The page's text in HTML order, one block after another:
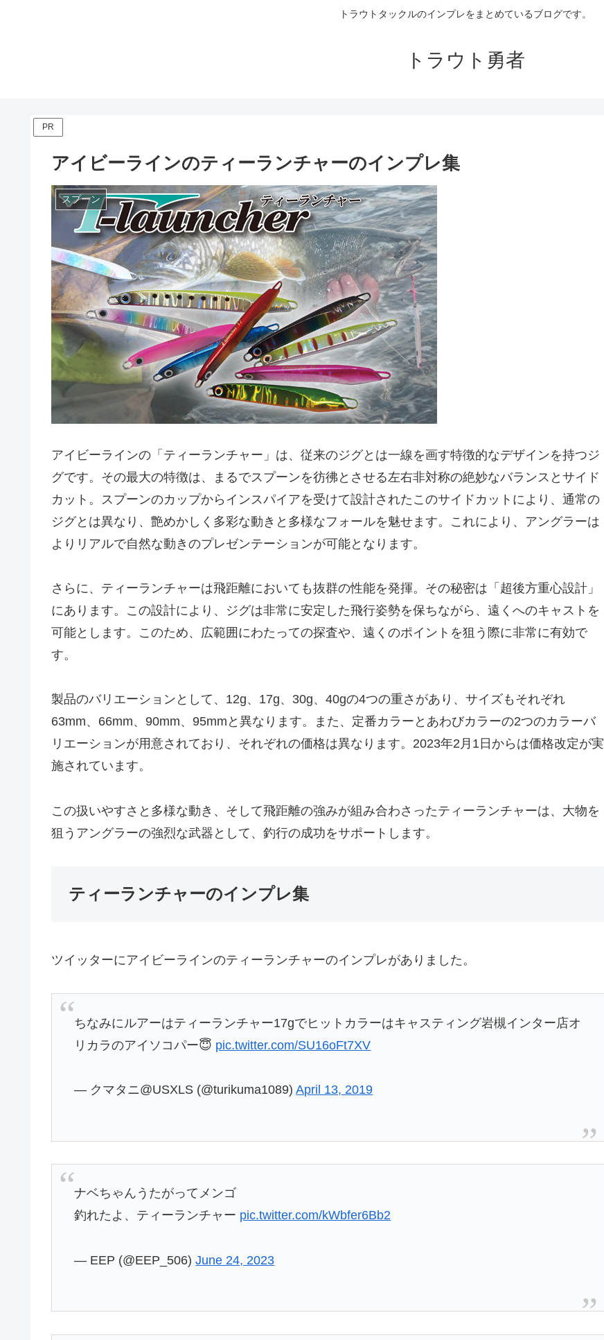
トラウトタックルのインプレをまとめているブログです。
トラウト勇者
PR
アイビーラインのティーランチャーのインプレ集
スプーン
アイビーラインの「ティーランチャー」は、従来のジグとは一線を画す特徴的なデザインを持つジ
グです。その最大の特徴は、まるでスプーンを彷彿とさせる左右非対称の絶妙なバランスとサイド
カット。スプーンのカップからインスパイアを受けて設計されたこのサイドカットにより、通常の
ジグとは異なり、艶めかしく多彩な動きと多様なフォールを魅せます。これにより、アングラーは
よりリアルで自然な動きのプレゼンテーションが可能となります。
さらに、ティーランチャーは飛距離においても抜群の性能を発揮。その秘密は「超後方重心設計」
にあります。この設計により、ジグは非常に安定した飛行姿勢を保ちながら、遠くへのキャストを
可能とします。このため、広範囲にわたっての探査や、遠くのポイントを狙う際に非常に有効で
す。
製品のバリエーションとして、12g、17g、30g、40gの4つの重さがあり、サイズもそれぞれ
63mm、66mm、90mm、95mmと異なります。また、定番カラーとあわびカラーの2つのカラーバ
リエーションが用意されており、それぞれの価格は異なります。2023年2月1日からは価格改定が実
施されています。
この扱いやすさと多様な動き、そして飛距離の強みが組み合わさったティーランチャーは、大物を
狙うアングラーの強烈な武器として、釣行の成功をサポートします。
ティーランチャーのインプレ集
ツイッターにアイビーラインのティーランチャーのインプレがありました。
ちなみにルアーはティーランチャー17gでヒットカラーはキャスティング岩槻インター店オ
リカラのアイソコパー😇 pic.twitter.com/SU16oFt7XV
— クマタニ@USXLS (@turikuma1089)April 13, 2019
ナベちゃんうたがってメンゴ
釣れたよ、ティーランチャー pic.twitter.com/kWbfer6Bb2
— EEP (@EEP_506)June 24, 2023